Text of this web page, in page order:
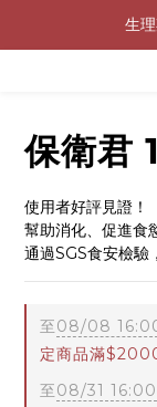
0805-
生
0805-
保衛君
使用者好評見證！
幫助消化、促進食
通過SGS食安檢驗
至08/08
定商品滿
至08/31 16:00